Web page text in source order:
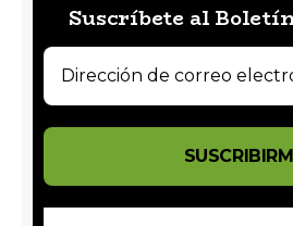
Suscríbete al